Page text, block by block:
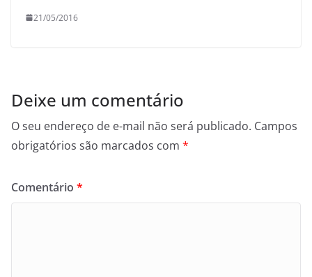
21/05/2016
Deixe um comentário
O seu endereço de e-mail não será publicado. Campos
obrigatórios são marcados com *
Comentário *